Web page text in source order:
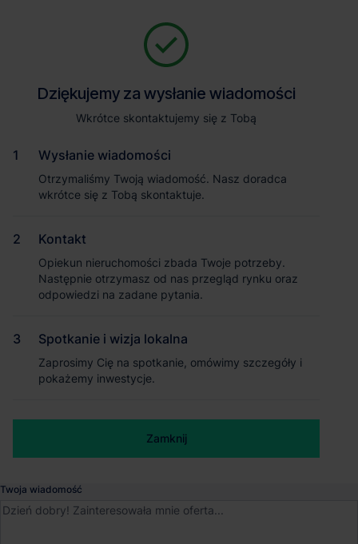
Magazyn 7R Park Gliwice I
Powierzchnia parku
Dziękujemy za wysłanie wiadomości
Wkrótce skontaktujemy się z Tobą
Wysłanie wiadomości
Otrzymaliśmy Twoją wiadomość. Nasz doradca
wkrótce się z Tobą skontaktuje.
Kontakt
Opiekun nieruchomości zbada Twoje potrzeby.
Następnie otrzymasz od nas przegląd rynku oraz
odpowiedzi na zadane pytania.
Spotkanie i wizja lokalna
Zaprosimy Cię na spotkanie, omówimy szczegóły i
pokażemy inwestycje.
Zamknij
Jesteśmy tu, żeby Ci pomóc. Niezależnie od tego, na jakim etapie
pomożemy Ci wybrać najlepszą ofertę. Napisz do nas!
Imię i nazwisko
Nazwa firmy
Email służbowy
Twoja wiadomość
Dziękujemy za wysłanie wiadomości
Wkrótce skontaktujemy się z Tobą
Wysłanie wiadomości
Otrzymaliśmy Twoją wiadomość. Nasz doradca
wkrótce się z Tobą skontaktuje.
Kontakt
Opiekun nieruchomości zbada Twoje potrzeby.
Następnie otrzymasz od nas przegląd rynku oraz
odpowiedzi na zadane pytania.
Spotkanie i wizja lokalna
Zaprosimy Cię na spotkanie, omówimy szczegóły i
pokażemy inwestycje.
Zamknij